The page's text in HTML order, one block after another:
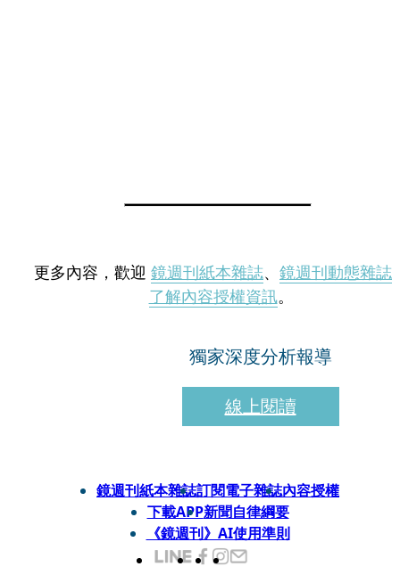
更多內容，歡迎 鏡週刊紙本雜誌、 鏡週刊動態雜誌
了解內容授權資訊。
獨家深度分析報導
線上閱讀
鏡週刊紙本雜誌訂閱電子雜誌內容授權
下載APP新聞自律綱要
《鏡週刊》AI使用準則